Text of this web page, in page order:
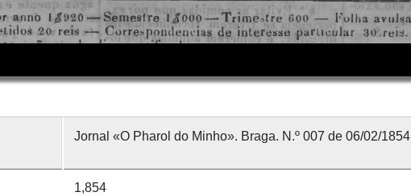
Jornal «O Pharol do Minho». Braga. N.º 007 de 06/02/1854
1,854